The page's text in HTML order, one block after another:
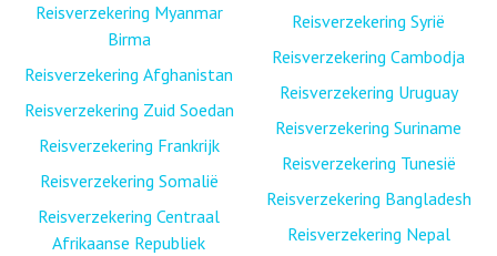
Reisverzekering Myanmar
Birma
Reisverzekering Afghanistan
Reisverzekering Zuid Soedan
Reisverzekering Frankrijk
Reisverzekering Somalië
Reisverzekering Centraal
Afrikaanse Republiek
Reisverzekering Syrië
Reisverzekering Cambodja
Reisverzekering Uruguay
Reisverzekering Suriname
Reisverzekering Tunesië
Reisverzekering Bangladesh
Reisverzekering Nepal